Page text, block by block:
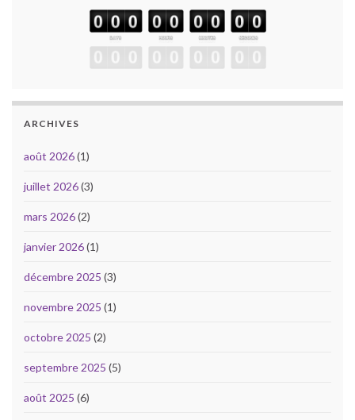
ARCHIVES
août 2026(1)
juillet 2026(3)
mars 2026(2)
janvier 2026(1)
décembre 2025 (3)
novembre 2025 (1)
octobre 2025 (2)
septembre 2025 (5)
août 2025 (6)